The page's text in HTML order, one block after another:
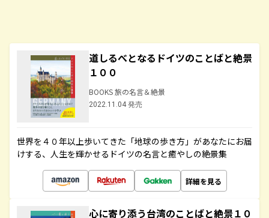
道しるべとなるドイツのことばと絶景
１００
BOOKS 旅の名言＆絶景
2022.11.04 発売
世界を４０年以上歩いてきた「地球の歩き方」があなたにお届
けする、人生を輝かせるドイツの名言と癒やしの絶景集
詳細を見る
心に寄り添う台湾のことばと絶景１０